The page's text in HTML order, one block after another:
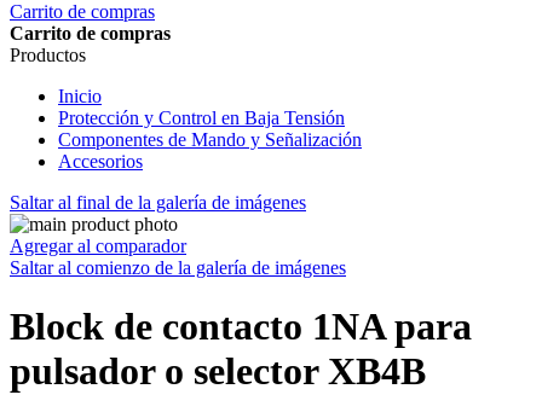
Carrito de compras
Carrito de compras
Productos
Inicio
Protección y Control en Baja Tensión
Componentes de Mando y Señalización
Accesorios
Saltar al final de la galería de imágenes
Agregar al comparador
Saltar al comienzo de la galería de imágenes
Block de contacto 1NA para
pulsador o selector XB4B